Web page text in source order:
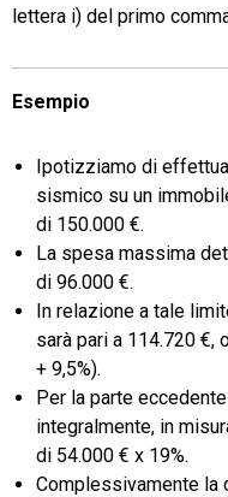
lettera i) del primo
Esempio
Ipotizziamo di
sismico su un
di 150.000 €.
La spesa massima
di 96.000 €.
In relazione a tale
sarà pari a 114.720 €,
+ 9,5%).
Per la parte
integralmente, in
di 54.000 € x 19%.
Complessivamente la